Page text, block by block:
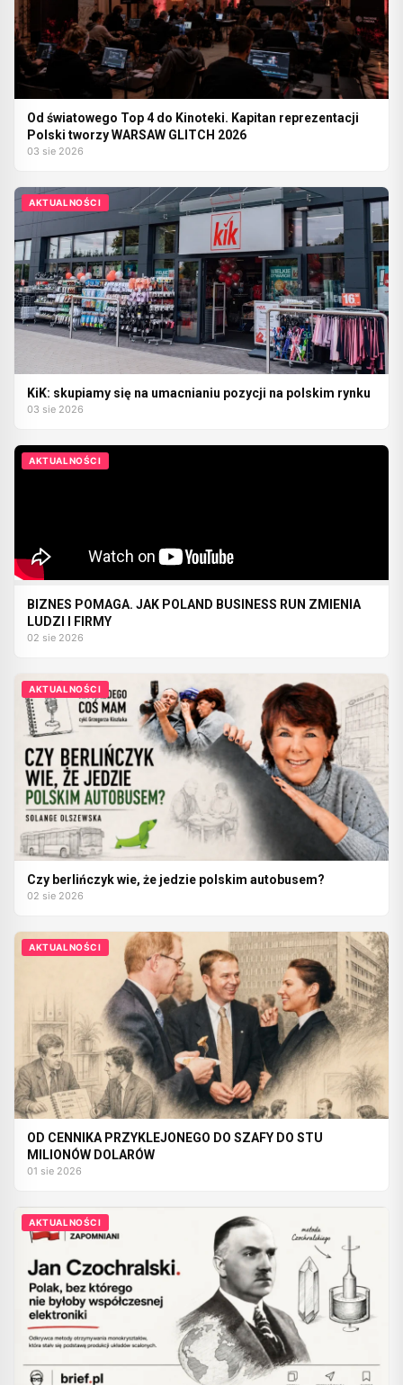
Od światowego Top 4 do Kinoteki. Kapitan reprezentacji
Polski tworzy WARSAW GLITCH 2026
03 sie 2026
AKTUALNOŚCI
KiK: skupiamy się na umacnianiu pozycji na polskim rynku
03 sie 2026
AKTUALNOŚCI
BIZNES POMAGA. JAK POLAND BUSINESS RUN ZMIENIA
LUDZI I FIRMY
02 sie 2026
AKTUALNOŚCI
Czy berlińczyk wie, że jedzie polskim autobusem?
02 sie 2026
AKTUALNOŚCI
OD CENNIKA PRZYKLEJONEGO DO SZAFY DO STU
MILIONÓW DOLARÓW
01 sie 2026
AKTUALNOŚCI